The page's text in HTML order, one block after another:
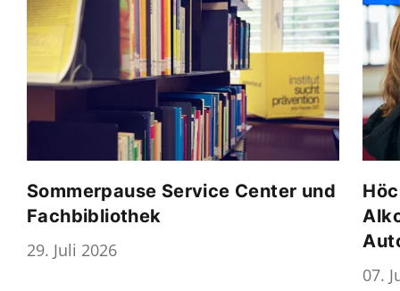
Sommerpause Service Center und
Fachbibliothek
29. Juli 2026
07.